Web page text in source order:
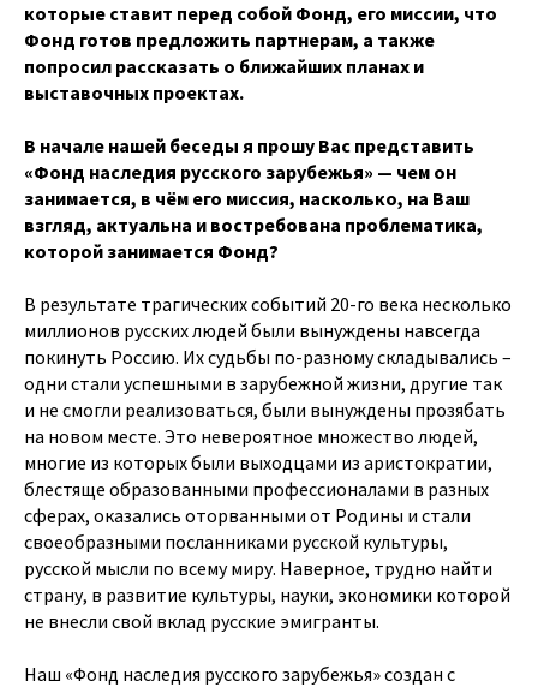
которые ставит перед собой Фонд, его миссии, что
Фонд готов предложить партнерам, а также
попросил рассказать о ближайших планах и
выставочных проектах.
В начале нашей беседы я прошу Вас представить
«Фонд наследия русского зарубежья» — чем он
занимается, в чём его миссия, насколько, на Ваш
взгляд, актуальна и востребована проблематика,
которой занимается Фонд?
В результате трагических событий 20-го века несколько
миллионов русских людей были вынуждены навсегда
покинуть Россию. Их судьбы по-разному складывались –
одни стали успешными в зарубежной жизни, другие так
и не смогли реализоваться, были вынуждены прозябать
на новом месте. Это невероятное множество людей,
многие из которых были выходцами из аристократии,
блестяще образованными профессионалами в разных
сферах, оказались оторванными от Родины и стали
своеобразными посланниками русской культуры,
русской мысли по всему миру. Наверное, трудно найти
страну, в развитие культуры, науки, экономики которой
не внесли свой вклад русские эмигранты.
Наш «Фонд наследия русского зарубежья» создан с